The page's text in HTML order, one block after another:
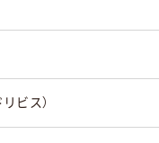
ビス）